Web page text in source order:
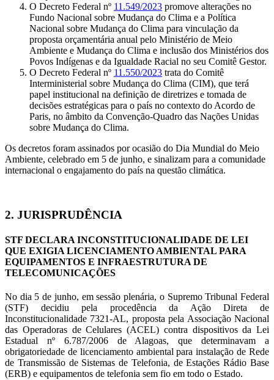
O Decreto Federal nº 11.549/2023 promove alterações no
Fundo Nacional sobre Mudança do Clima e a Política
Nacional sobre Mudança do Clima para vinculação da
proposta orçamentária anual pelo Ministério de Meio
Ambiente e Mudança do Clima e inclusão dos Ministérios dos
Povos Indígenas e da Igualdade Racial no seu Comitê Gestor.
O Decreto Federal nº 11.550/2023 trata do Comitê
Interministerial sobre Mudança do Clima (CIM), que terá
papel institucional na definição de diretrizes e tomada de
decisões estratégicas para o país no contexto do Acordo de
Paris, no âmbito da Convenção-Quadro das Nações Unidas
sobre Mudança do Clima.
Os decretos foram assinados por ocasião do Dia Mundial do Meio
Ambiente, celebrado em 5 de junho, e sinalizam para a comunidade
internacional o engajamento do país na questão climática.
2. JURISPRUDÊNCIA
STF DECLARA INCONSTITUCIONALIDADE DE LEI
QUE EXIGIA LICENCIAMENTO AMBIENTAL PARA
EQUIPAMENTOS E INFRAESTRUTURA DE
TELECOMUNICAÇÕES
No dia 5 de junho, em sessão plenária, o Supremo Tribunal Federal
(STF) decidiu pela procedência da Ação Direta de
Inconstitucionalidade 7321-AL, proposta pela Associação Nacional
das Operadoras de Celulares (ACEL) contra dispositivos da Lei
Estadual nº 6.787/2006 de Alagoas, que determinavam a
obrigatoriedade de licenciamento ambiental para instalação de Rede
de Transmissão de Sistemas de Telefonia, de Estações Rádio Base
(ERB) e equipamentos de telefonia sem fio em todo o Estado.